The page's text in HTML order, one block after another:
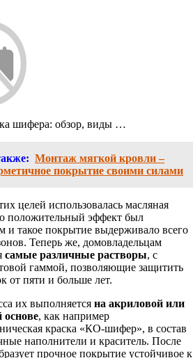
шифера: обзор, виды …
Монтаж мягкой кровли –
покрытие своими силами
целей использовалась масляная
положительный эффект был
такое покрытие выдерживало всего
Теперь же, домовладельцам
самые различные растворы, с
гаммой, позволяющие защитить
от пяти и больше лет.
их выполняется на акриловой или
основе, как например
краска «КО-шифер», в состав
наполнители и краситель. После
прочное покрытие устойчивое к